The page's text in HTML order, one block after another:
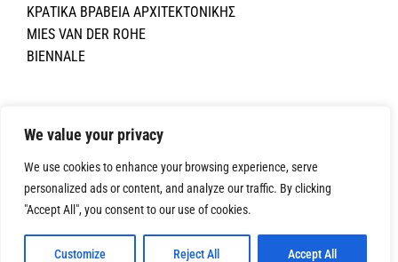
We value your privacy
We use cookies to enhance your browsing experience, serve
personalized ads or content, and analyze our traffic. By clicking
"Accept All", you consent to our use of cookies.
Customize Reject All Accept All
ΚΡΑΤΙΚΑ ΒΡΑΒΕΙΑ ΑΡΧΙΤΕΚΤΟΝΙΚΗΣ
MIES VAN DER ROHE
BIENNALE
Reserved. Powered byNETinfo Plc